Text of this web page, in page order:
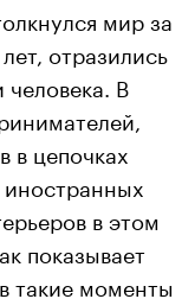
мир за
отразились
В
в цепочках
в этом
показывает
такие моменты